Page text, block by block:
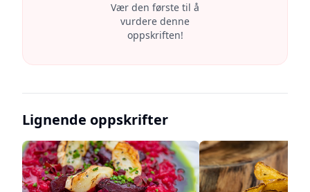
Vær den første til å
vurdere denne
oppskriften!
Lignende oppskrifter